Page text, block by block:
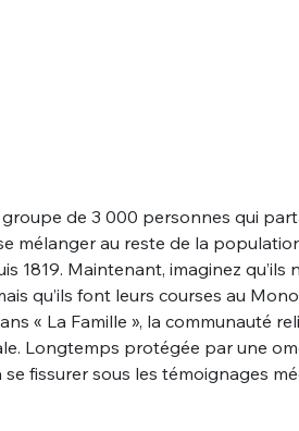
de 3 000 personnes qui
mélanger au reste de la
1819. Maintenant, imaginez
qu’ils font leurs courses au
« La Famille », la communauté
Longtemps protégée par une
fissurer sous les témoignages